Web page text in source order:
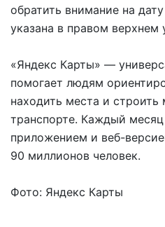
обратить внимание на
указана в правом верхнем
«Яндекс Карты» —
помогает людям
находить места и
транспорте. Каждый
приложением и веб-
90 миллионов человек.
Фото: Яндекс Карты